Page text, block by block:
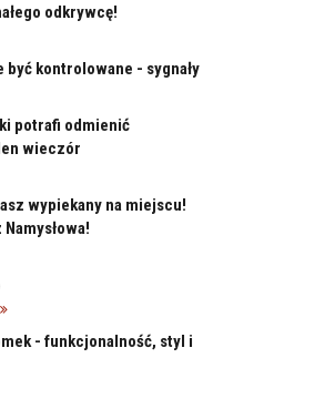
odkrywcę!
kontrolowane - sygnały
potrafi odmienić
wieczór
wypiekany na miejscu!
- funkcjonalność, styl i